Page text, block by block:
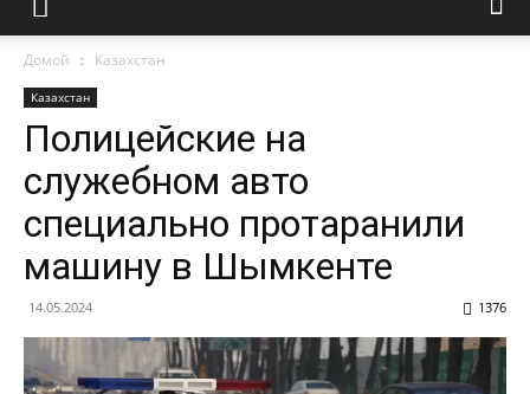
Домой Казахстан
Казахстан
Полицейские на
служебном авто
специально протаранили
машину в Шымкенте
14.05.2024 1376